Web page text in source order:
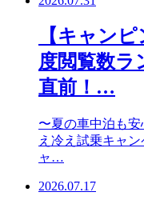
【キャン
度閲覧数ラ
直前！…
〜夏の車中泊も
え冷え試乗キャ
ャ…
2026.07.17